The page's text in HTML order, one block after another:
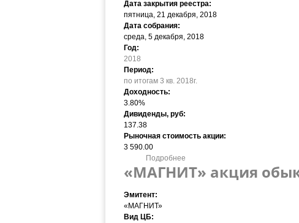
Дата закрытия реестра:
пятница, 21 декабря, 2018
Дата собрания:
среда, 5 декабря, 2018
Год:
2018
Период:
по итогам 3 кв. 2018г.
Доходность:
3.80%
Дивиденды, руб:
137.38
Рыночная стоимость акции:
3 590.00
Подробнее
«МАГНИТ» акция
Эмитент:
«МАГНИТ»
Вид ЦБ: